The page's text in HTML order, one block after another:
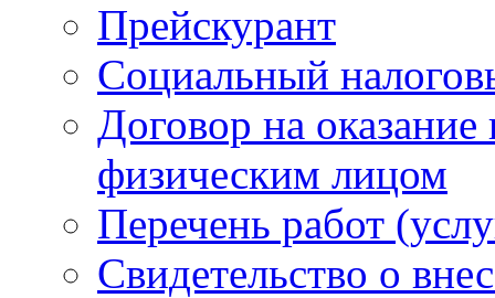
Прейскурант
Социальный
Договор на
физическим лицом
Перечень работ
Свидетельство о